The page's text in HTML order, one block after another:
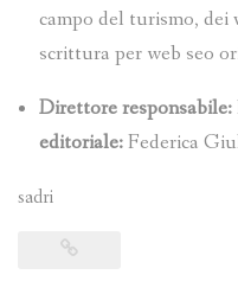
campo del turismo,
scrittura per web seo
Direttore responsabile:
editoriale:Federica
sadri